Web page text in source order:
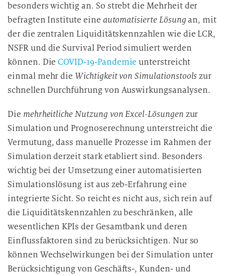
n
g
i
n
D
t
e
n
v
e
r
a
r
i
t
u
besonders wichtig an. So strebt die Mehrheit der
befragten Institute eine automatisierte Lösungan, mit
der die zentralen Liquiditätskennzahlen wie die LCR,
NSFR und die Survival Period simuliert werden
können. DieCOVID-19-Pandemie unterstreicht
einmal mehr die Wichtigkeit von Simulationstoolszur
schnellen Durchführung von Auswirkungsanalysen.
Die mehrheitliche Nutzung von Excel-Lösungen zur
Simulation und Prognoserechnung unterstreicht die
Vermutung, dass manuelle Prozesse im Rahmen der
Simulation derzeit stark etabliert sind. Besonders
wichtig bei der Umsetzung einer automatisierten
Simulationslösung ist aus zeb-Erfahrung eine
integrierte Sicht. So reicht es nicht aus, sich rein auf
die Liquiditätskennzahlen zu beschränken, alle
wesentlichen KPIs der Gesamtbank und deren
Einflussfaktoren sind zu berücksichtigen. Nur so
können Wechselwirkungen bei der Simulation unter
Berücksichtigung von Geschäfts-, Kunden- und